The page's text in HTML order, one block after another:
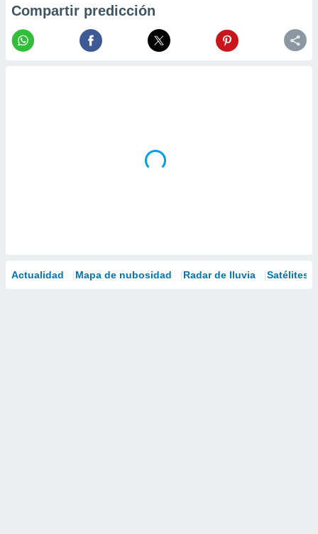
Compartir predicción
Actualidad Mapa de nubosidad Radar de lluvia Satélites